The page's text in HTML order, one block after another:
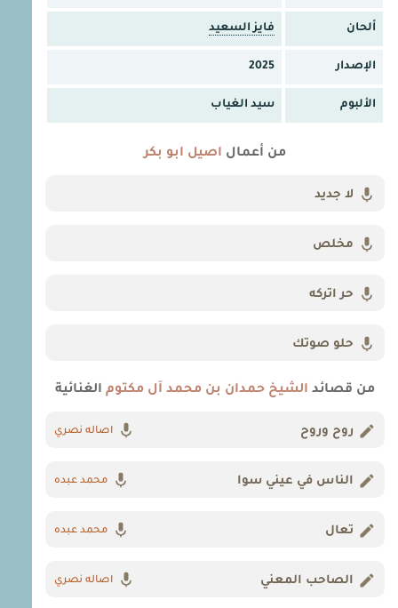
ألحان فايز السعيد
الإصدار 2025
الألبوم سيد الغياب
من أعمال اصيل ابو بكر
لا جديد
مخلص
حر اتركه
حلو صوتك
من قصائد الشيخ حمدان بن محمد آل مكتوم الغنائية
روح وروح اصاله نصري
الناس في عيني سوا محمد عبده
تعال محمد عبده
الصاحب المعني اصاله نصري